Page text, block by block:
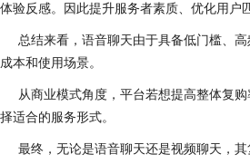
体验反感。因此提升服务者素质、优化用户
总结来看，语音聊天由于具备低门槛、
成本和使用场景。
从商业模式角度，平台若想提高整体复
择适合的服务形式。
最终，无论是语音聊天还是视频聊天，